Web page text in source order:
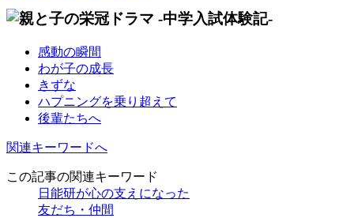
感動の瞬間
わが子の成長
きずな
ハプニングを乗り超えて
後輩たちへ
関連キーワードへ
この記事の関連キーワード
日能研が心の支えになった
友だち・仲間